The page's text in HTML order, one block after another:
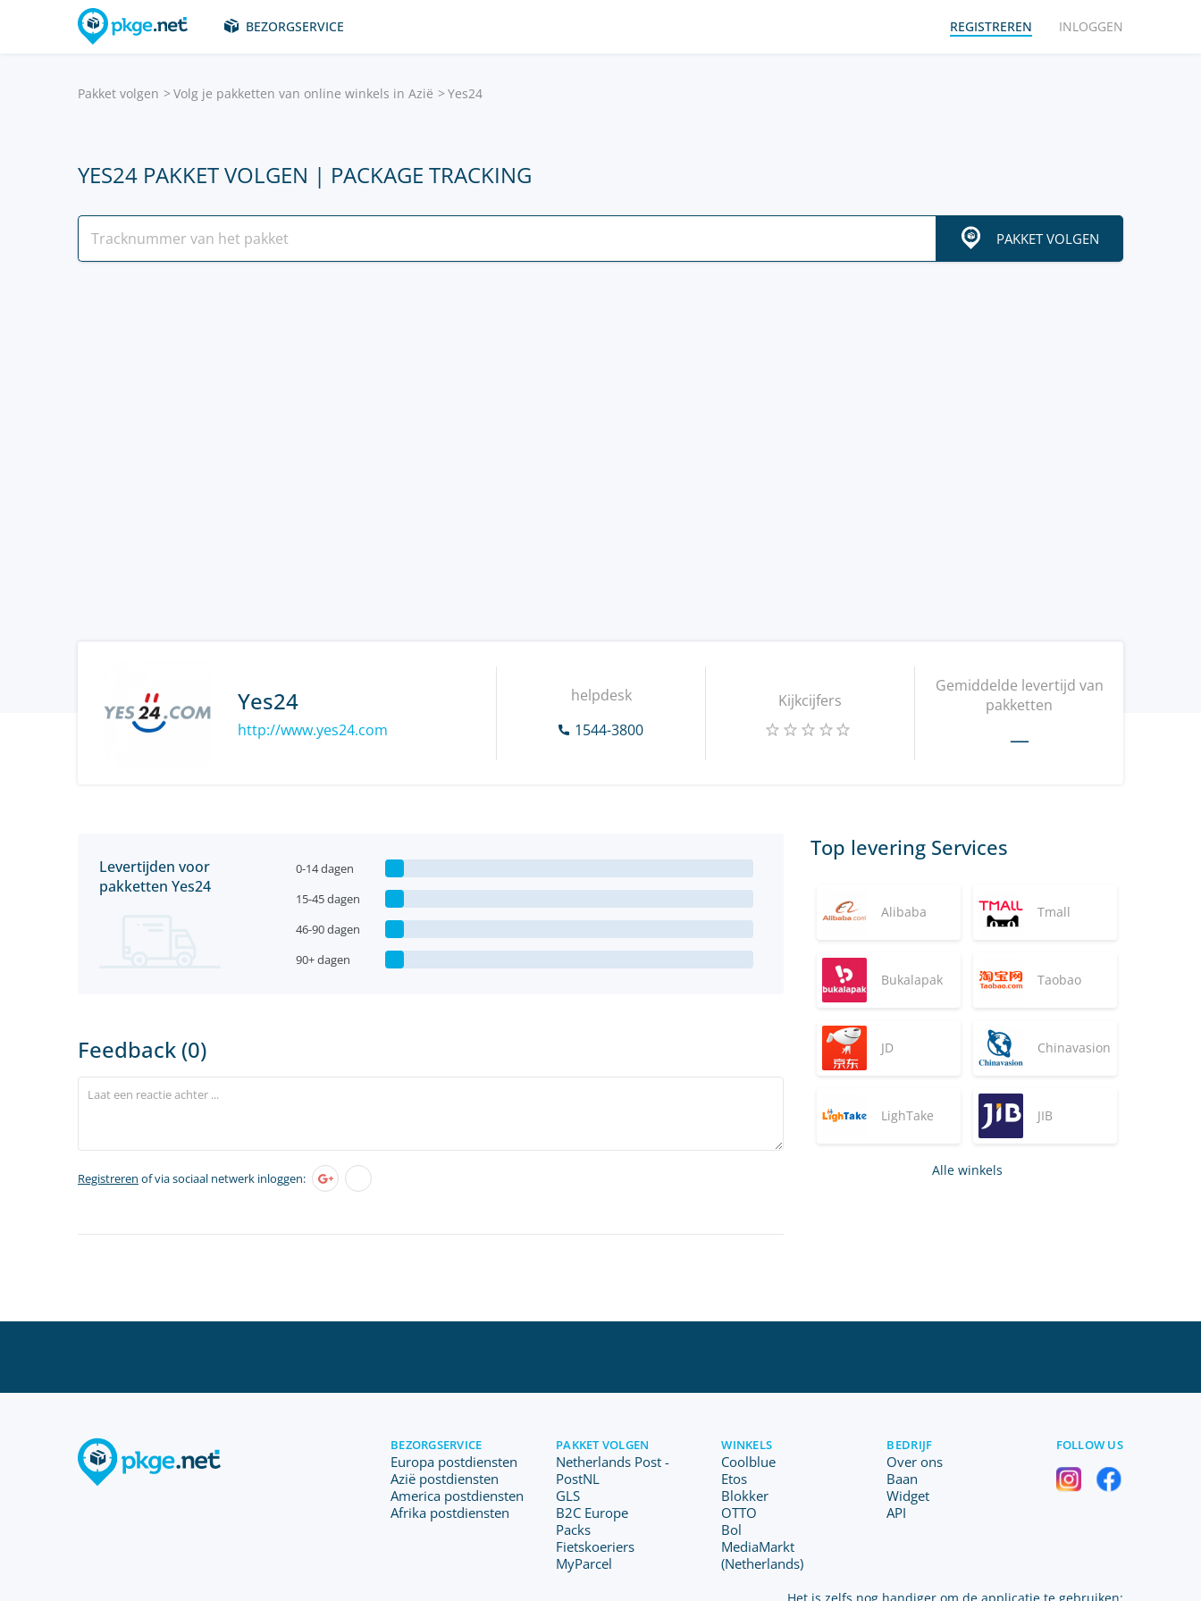
BEZORGSERVICE REGISTREREN INLOGGEN
Pakket volgen Volg je pakketten van online winkels in Azië Yes24
YES24 PAKKET VOLGEN | PACKAGE TRACKING
PAKKET VOLGEN
Yes24
http://www.yes24.com
helpdesk
1544-3800
Kijkcijfers
Gemiddelde levertijd van
pakketten
—
Levertijden voor
pakketten Yes24
0-14 dagen
15-45 dagen
46-90 dagen
90+ dagen
Feedback (0)
Registreren of via sociaal netwerk inloggen:
Top levering Services
Alibaba Tmall
Bukalapak Taobao
JD Chinavasion
LighTake JIB
Alle winkels
BEZORGSERVICE
Europa postdiensten
Azië postdiensten
America postdiensten
Afrika postdiensten
PAKKET VOLGEN
Netherlands Post -
PostNL
GLS
B2C Europe
Packs
Fietskoeriers
MyParcel
WINKELS
Coolblue
Etos
Blokker
OTTO
Bol
MediaMarkt
(Netherlands)
BEDRIJF
Over ons
Baan
Widget
API
FOLLOW US